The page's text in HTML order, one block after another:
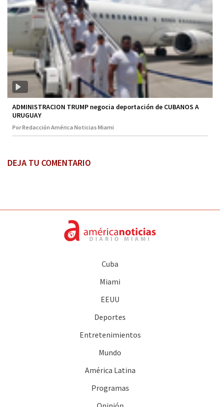
ADMINISTRACION TRUMP negocia deportación de CUBANOS A
URUGUAY
Por Redacción América Noticias Miami
DEJA TU COMENTARIO
Cuba
Miami
EEUU
Deportes
Entretenimientos
Mundo
América Latina
Programas